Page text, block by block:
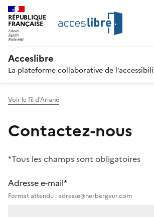
RÉPUBLIQUE
FRANÇAISE
Acceslibre
La plateforme collaborative de
Voir le fil d'Ariane
Contactez-nous
*Tous les champs sont obligatoires
Adresse e-mail*
Format attendu : adresse@herbergeur.com